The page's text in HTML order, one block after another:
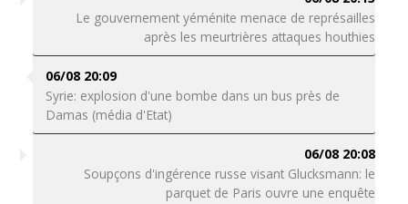
Le gouvernement yéménite menace de représailles
après les meurtrières attaques houthies
06/08 20:09
Syrie: explosion d'une bombe dans un bus près de
Damas (média d'Etat)
06/08 20:08
Soupçons d'ingérence russe visant Glucksmann: le
parquet de Paris ouvre une enquête